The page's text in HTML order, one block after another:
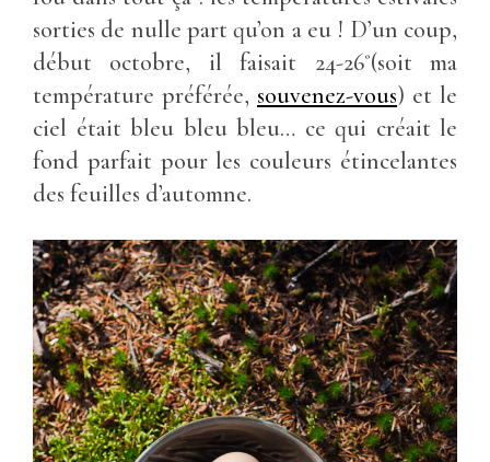
sorties de nulle part qu’on a eu ! D’un coup,
début octobre, il faisait 24-26˚(soit ma
température préférée, souvenez-vous) et le
ciel était bleu bleu bleu… ce qui créait le
fond parfait pour les couleurs étincelantes
des feuilles d’automne.